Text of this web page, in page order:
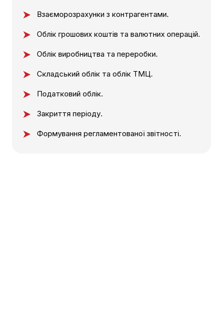
Взаєморозрахунки з контрагентами.
Облік грошових коштів та валютних операцій.
Облік виробництва та переробки.
Складський облік та облік ТМЦ.
Податковий облік.
Закриття періоду.
Формування регламентованої звітності.